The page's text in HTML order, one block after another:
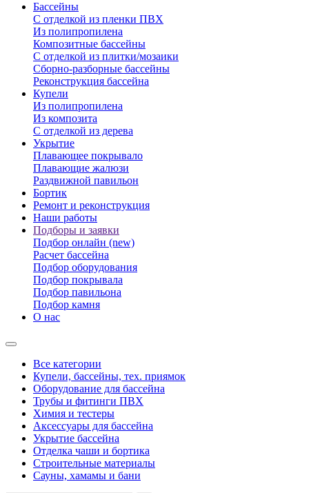
Бассейны
С отделкой из пленки ПВХ
Из полипропилена
Композитные бассейны
С отделкой из плитки/мозаики
Сборно-разборные бассейны
Реконструкция бассейна
Купели
Из полипропилена
Из композита
С отделкой из дерева
Укрытие
Плавающее покрывало
Плавающие жалюзи
Раздвижной павильон
Бортик
Ремонт и реконструкция
Наши работы
Подборы и заявки
Подбор онлайн (new)
Расчет бассейна
Подбор оборудования
Подбор покрывала
Подбор павильона
Подбор камня
О нас
Все категории
Купели, бассейны, тех. приямок
Оборудование для бассейна
Трубы и фитинги ПВХ
Химия и тестеры
Аксессуары для бассейна
Укрытие бассейна
Отделка чаши и бортика
Строительные материалы
Сауны, хамамы и бани